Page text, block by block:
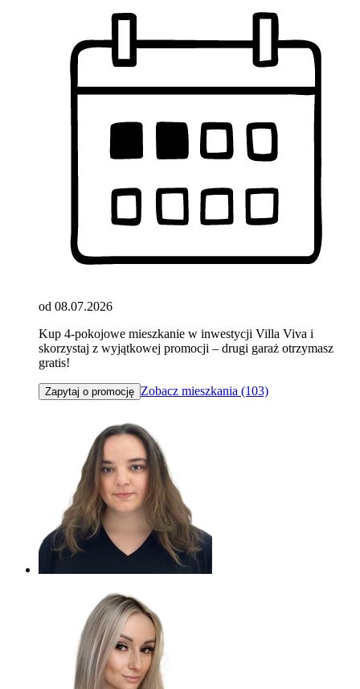
od 08.07.2026
Kup 4-pokojowe mieszkanie w inwestycji Villa Viva i
skorzystaj z wyjątkowej promocji – drugi garaż otrzymasz
gratis!
Zapytaj o promocję Zobacz mieszkania (103)